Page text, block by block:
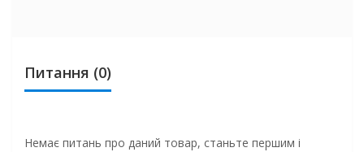
Питання (0)
Немає питань про даний товар, станьте першим і